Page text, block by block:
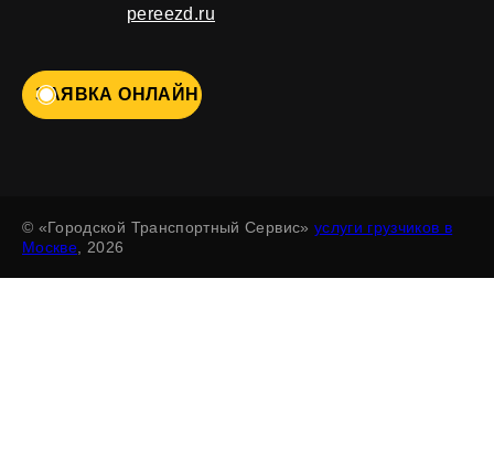
pereezd.ru
ЗАЯВКА ОНЛАЙН
© «Городской Транспортный Сервис» услуги грузчиков в
Москве , 2026